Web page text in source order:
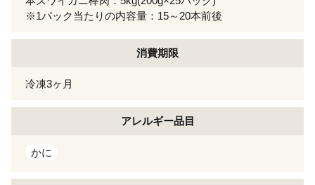
※1パック当たりの内容量：15～20本前後
消費期限
冷凍3ヶ月
アレルギー品目
かに